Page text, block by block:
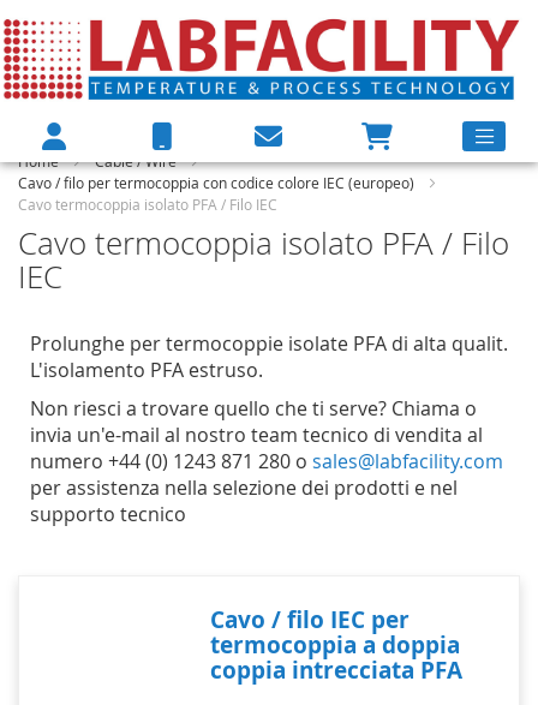
Home
Cable / Wire
Cavo / filo per termocoppia con codice colore IEC (europeo)
Cavo termocoppia isolato PFA / Filo IEC
Cavo termocoppia isolato PFA / Filo
IEC
Prolunghe per termocoppie isolate PFA di alta qualit.
L'isolamento PFA estruso.
Non riesci a trovare quello che ti serve? Chiama o
invia un'e-mail al nostro team tecnico di vendita al
numero +44 (0) 1243 871 280 o sales@labfacility.com
per assistenza nella selezione dei prodotti e nel
supporto tecnico
Cavo / filo IEC per
termocoppia a doppia
coppia intrecciata PFA